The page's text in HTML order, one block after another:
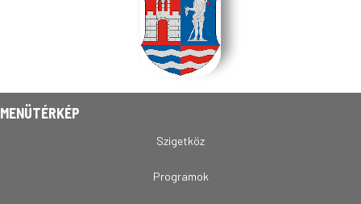
MENÜTÉRKÉP
Szigetköz
Programok